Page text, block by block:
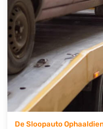
Wij kunnen u helpen
eigenlijk alle merken,
Chevrolet, Citroën,
Kia, Mazda, Mercedes
Peugeot, Porsche,
Toyota, Volkswagen en
De Sloopauto